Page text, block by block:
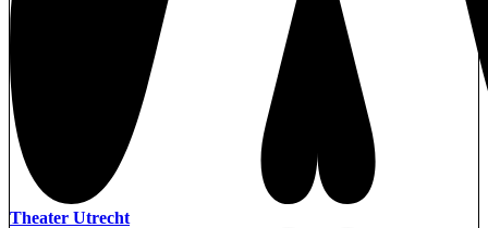
Theater Utrecht